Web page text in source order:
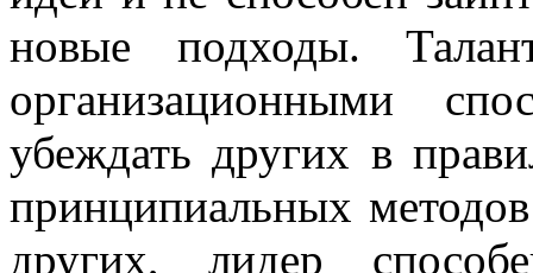
новые подходы.
организационными
убеждать других в
принципиальных
других, лидер